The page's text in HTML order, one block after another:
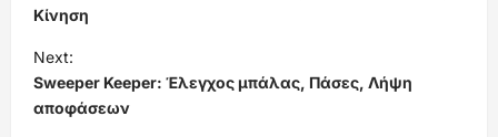
s
t
n
a
Κίνηση
Next:
Sweeper Keeper: Έλεγχος μπάλας, Πάσες, Λήψη
αποφάσεων